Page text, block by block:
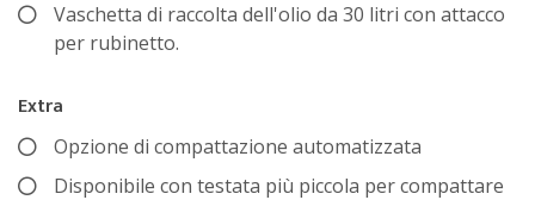
Vaschetta di raccolta dell'olio da 30 litri con attacco
per rubinetto.
Extra
Opzione di compattazione automatizzata
Disponibile con testata più piccola per compattare